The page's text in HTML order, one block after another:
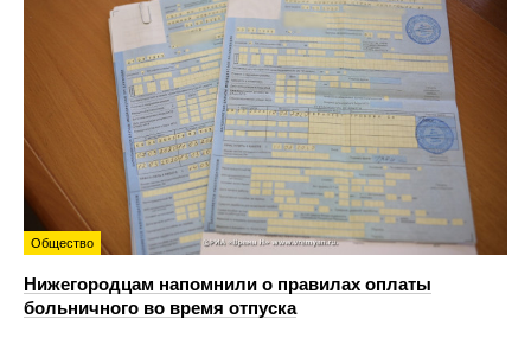
Общество
Нижегородцам напомнили о правилах оплаты
больничного во время отпуска